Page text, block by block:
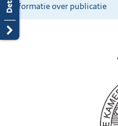
Informatie over publicatie